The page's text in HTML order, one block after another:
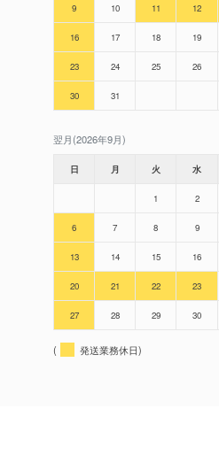
9 10 11 12
16 17 18 19
23 24 25 26
30 31
翌月(2026年9月)
日 月 火 水
1 2
6 7 8 9
13 14 15 16
20 21 22 23
27 28 29 30
( 発送業務休日)